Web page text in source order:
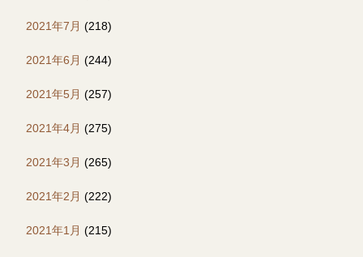
2021年7月 (218)
2021年6月 (244)
2021年5月 (257)
2021年4月 (275)
2021年3月 (265)
2021年2月 (222)
2021年1月 (215)